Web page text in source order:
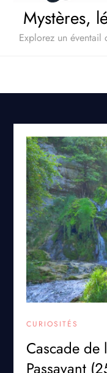
Mystères,
Explorez un éventail
CURIOSITÉS
Cascade de
Passavant